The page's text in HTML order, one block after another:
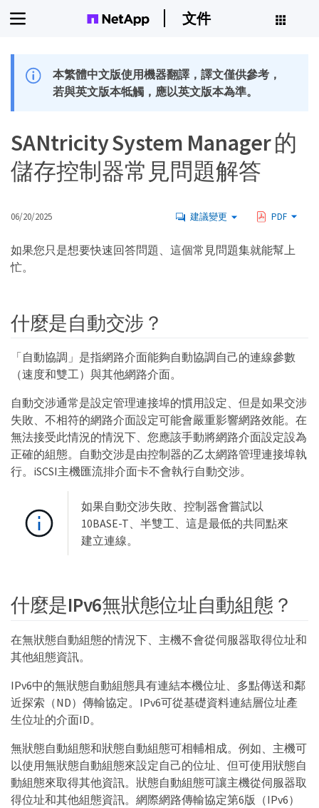
文件
本繁體中文版使用機器翻譯，譯文僅供參考，
若與英文版本牴觸，應以英文版本為準。
SANtricity System Manager 的
儲存控制器常見問題解答
06/20/2025 建議變更 PDF
如果您只是想要快速回答問題、這個常見問題集就能幫上
忙。
什麼是自動交涉？
「自動協調」是指網路介面能夠自動協調自己的連線參數
（速度和雙工）與其他網路介面。
自動交涉通常是設定管理連接埠的慣用設定、但是如果交涉
失敗、不相符的網路介面設定可能會嚴重影響網路效能。在
無法接受此情況的情況下、您應該手動將網路介面設定設為
正確的組態。自動交涉是由控制器的乙太網路管理連接埠執
行。iSCSI主機匯流排介面卡不會執行自動交涉。
如果自動交涉失敗、控制器會嘗試以
10BASE-T、半雙工、這是最低的共同點來
建立連線。
什麼是IPv6無狀態位址自動組態？
在無狀態自動組態的情況下、主機不會從伺服器取得位址和
其他組態資訊。
IPv6中的無狀態自動組態具有連結本機位址、多點傳送和鄰
近探索（ND）傳輸協定。IPv6可從基礎資料連結層位址產
生位址的介面ID。
無狀態自動組態和狀態自動組態可相輔相成。例如、主機可
以使用無狀態自動組態來設定自己的位址、但可使用狀態自
動組態來取得其他資訊。狀態自動組態可讓主機從伺服器取
得位址和其他組態資訊。網際網路傳輸協定第6版（IPv6）